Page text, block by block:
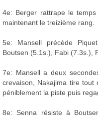
4e: Berger rattrape le
maintenant le treizième rang.
5e: Mansell précède
Boutsen (5.1s.), Fabi (7.3s.),
7e: Mansell a deux
crevaison, Nakajima tire
péniblement la piste puis
8e: Senna résiste à